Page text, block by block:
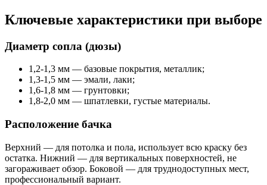
Ключевые характеристики при выборе
Диаметр сопла (дюзы)
1,2-1,3 мм — базовые покрытия, металлик;
1,3-1,5 мм — эмали, лаки;
1,6-1,8 мм — грунтовки;
1,8-2,0 мм — шпатлевки, густые материалы.
Расположение бачка
Верхний — для потолка и пола, использует всю краску без
остатка. Нижний — для вертикальных поверхностей, не
загораживает обзор. Боковой — для труднодоступных мест,
профессиональный вариант.